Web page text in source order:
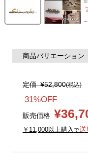
商品バリエーション
定価¥52,800(税込)
31%OFF
販売価格
￥11,000以上購入 で送